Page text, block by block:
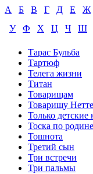
А Б В Г Д Е Ж
У
Ф Х Ц Ч Ш
Тарас Бульба
Тартюф
Телега жизни
Титан
Товарищам
Товарищу
Только детские
Тоска по родине
Тошнота
Третий сын
Три встречи
Три пальмы